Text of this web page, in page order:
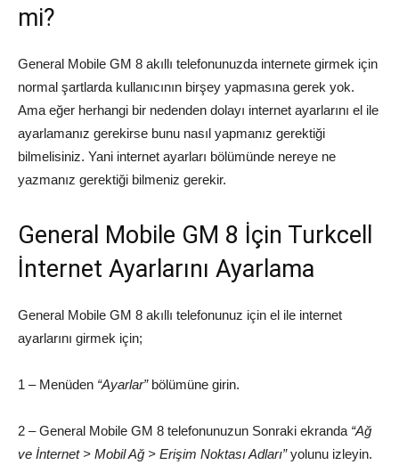
mi?
General Mobile GM 8 akıllı telefonunuzda internete girmek için
normal şartlarda kullanıcının birşey yapmasına gerek yok.
Ama eğer herhangi bir nedenden dolayı internet ayarlarını el ile
ayarlamanız gerekirse bunu nasıl yapmanız gerektiği
bilmelisiniz. Yani internet ayarları bölümünde nereye ne
yazmanız gerektiği bilmeniz gerekir.
General Mobile GM 8 İçin Turkcell
İnternet Ayarlarını Ayarlama
General Mobile GM 8 akıllı telefonunuz için el ile internet
ayarlarını girmek için;
1 – Menüden “Ayarlar”bölümüne girin.
2 – General Mobile GM 8 telefonunuzun Sonraki ekranda “Ağ
ve İnternet > Mobil Ağ > Erişim Noktası Adları”yolunu izleyin.